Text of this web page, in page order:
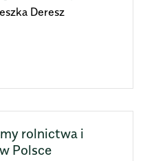
Deresz
rolnictwa i
Polsce